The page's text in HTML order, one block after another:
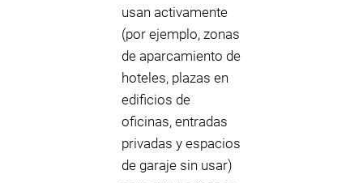
usan activamente
(por ejemplo, zonas
de aparcamiento de
hoteles, plazas en
edificios de
oficinas, entradas
privadas y espacios
de garaje sin usar)